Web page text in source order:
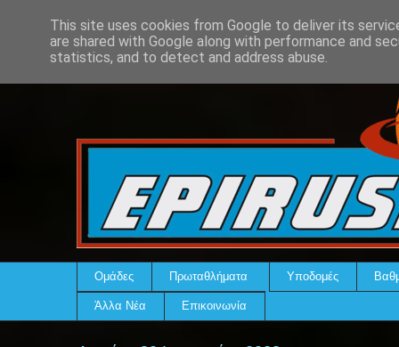
Ομάδες Πρωταθλήματα Υποδομές
Άλλα Νέα Επικοινωνία
This site uses cookies from Google to deliver its
are shared with Google along with performance and
statistics, and to detect and address abuse.